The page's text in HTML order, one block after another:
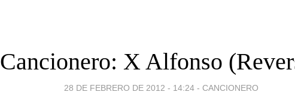
Cancionero: X Alfonso
28 DE FEBRERO DE 2012 - 14:24 - CANCIONERO